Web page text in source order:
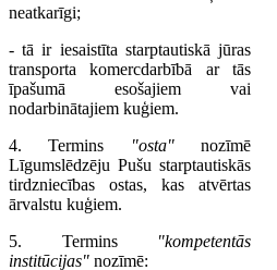
neatkarīgi;
- tā ir iesaistīta starptautiskā jūras
transporta komercdarbībā ar tās
īpašumā esošajiem vai
nodarbinātajiem kuģiem.
4. Termins
"osta"nozīmē
Līgumslēdzēju Pušu starptautiskās
tirdzniecības ostas, kas atvērtas
ārvalstu kuģiem.
5. Termins
"kompetentās
institūcijas" nozīmē: